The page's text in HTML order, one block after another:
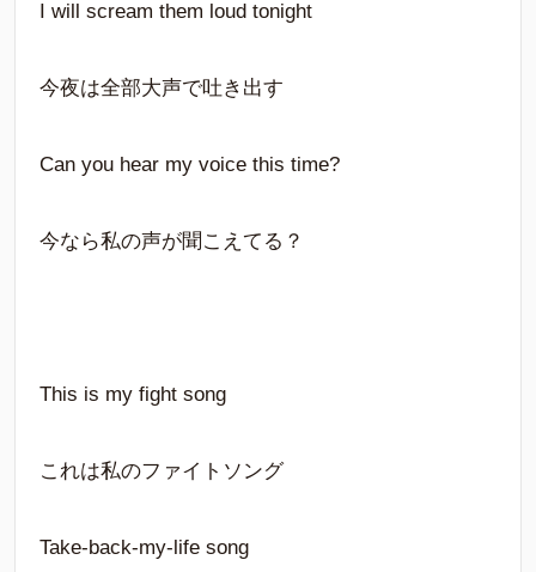
I will scream them loud tonight
今夜は全部大声で吐き出す
Can you hear my voice this time?
今なら私の声が聞こえてる？
This is my fight song
これは私のファイトソング
Take-back-my-life song